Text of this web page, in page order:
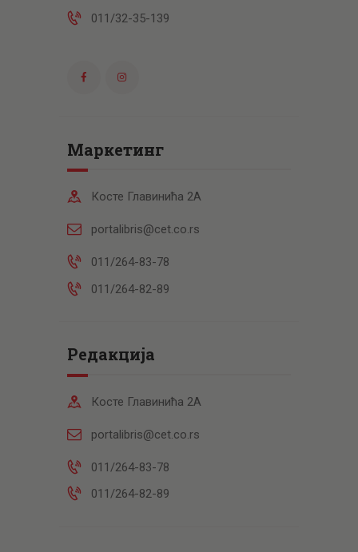
011/32-35-139
Маркетинг
Косте Главинића 2А
portalibris@cet.co.rs
011/264-83-78
011/264-82-89
Редакција
Косте Главинића 2А
portalibris@cet.co.rs
011/264-83-78
011/264-82-89